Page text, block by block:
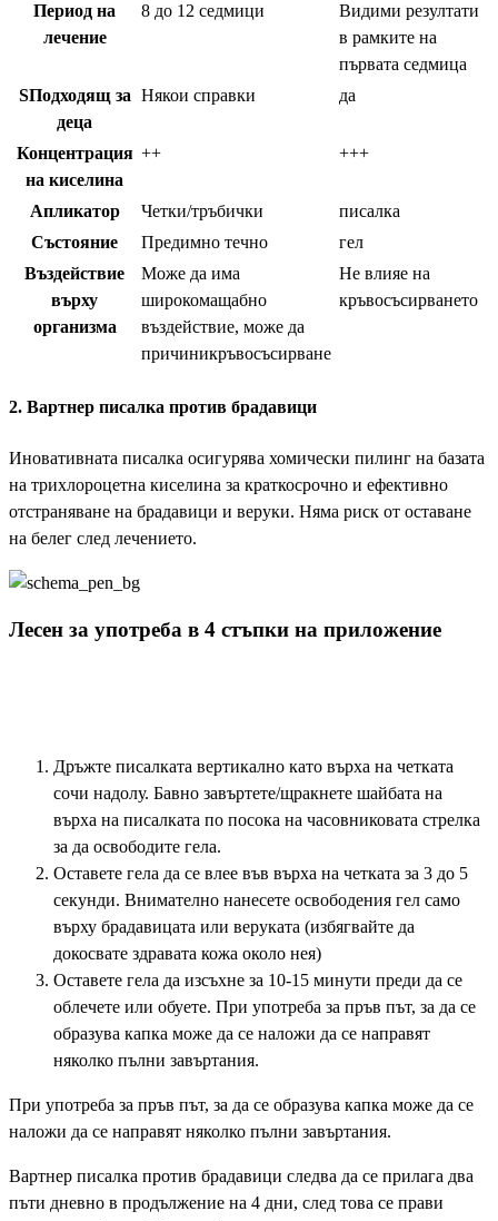
Период на
лечение
8 до 12 седмици
Видими резултати
в рамките на
първата седмица
SПодходящ за
деца
Някои справки да
Концентрация
на киселина
++ +++
Апликатор Четки/тръбички
писалка
Състояние
Предимно течно
гел
Въздействие
върху
организма
Може да има
широкомащабно
въздействие, може да
причиникръвосъсирване
Не влияе на
кръвосъсирването
2. Вартнер писалка против брадавици
Иновативната писалка осигурява хомически пилинг на базата
на трихлороцетна киселина за краткосрочно и ефективно
отстраняване на брадавици и веруки. Няма риск от оставане
на белег след лечението.
Лесен за употреба в 4 стъпки на приложение
Дръжте писалката вертикално като върха на четката
сочи надолу. Бавно завъртете/щракнете шайбата на
върха на писалката по посока на часовниковата стрелка
за да освободите гела.
Оставете гела да се влее във върха на четката за 3 до 5
секунди. Внимателно нанесете освободения гел само
върху брадавицата или веруката (избягвайте да
докосвате здравата кожа около нея)
Оставете гела да изсъхне за 10-15 минути преди да се
облечете или обуете. При употреба за пръв път, за да се
образува капка може да се наложи да се направят
няколко пълни завъртания.
При употреба за пръв път, за да се образува капка може да се
наложи да се направят няколко пълни завъртания.
Вартнер писалка против брадавици следва да се прилага два
пъти дневно в продължение на 4 дни, след това се прави